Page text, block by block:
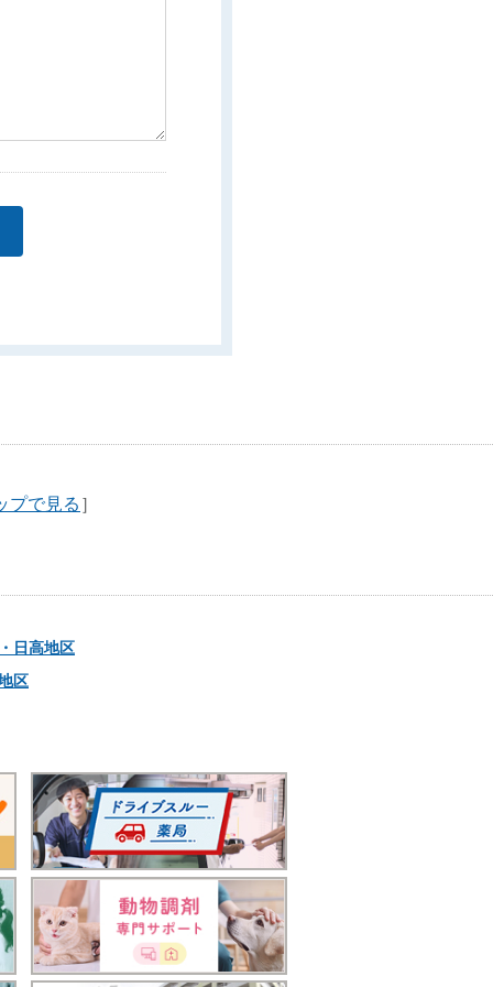
プで見る ］
日高地区
区